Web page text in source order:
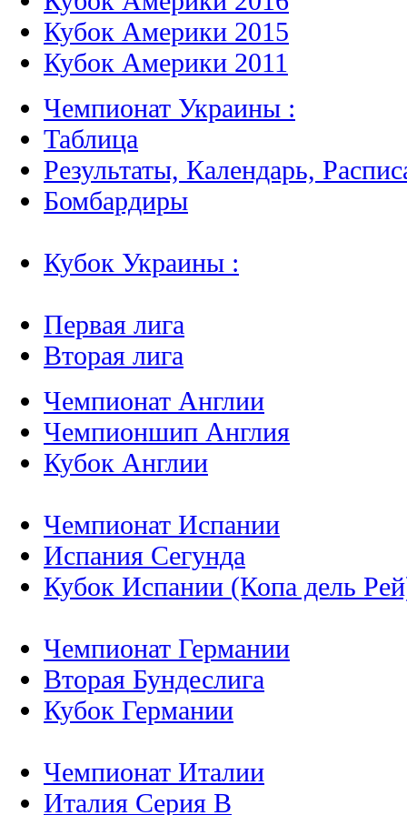
Кубок Америки 2015
Кубок Америки 2011
Чемпионат Украины :
Таблица
Результаты, Календарь,
Бомбардиры
Кубок Украины :
Первая лига
Вторая лига
Чемпионат Англии
Чемпионшип Англия
Кубок Англии
Чемпионат Испании
Испания Сегунда
Кубок Испании (Копа дель
Чемпионат Германии
Вторая Бундеслига
Кубок Германии
Чемпионат Италии
Италия Серия B